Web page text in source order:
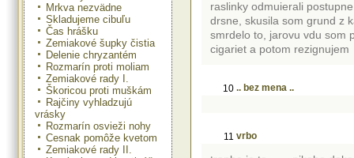
Mrkva nezvädne
Skladujeme cibuľu
Čas hrášku
Zemiakové šupky čistia
Delenie chryzantém
Rozmarín proti moliam
Zemiakové rady I.
Škoricou proti muškám
Rajčiny vyhladzujú
vrásky
Rozmarín osvieži nohy
Cesnak pomôže kvetom
Zemiakové rady II.
raslinky odmuierali
drsne, skusila som grund z
smrdelo to, jarovu vdu som
cigariet a potom rezignujem
10 .. bez mena ..
11 vrbo